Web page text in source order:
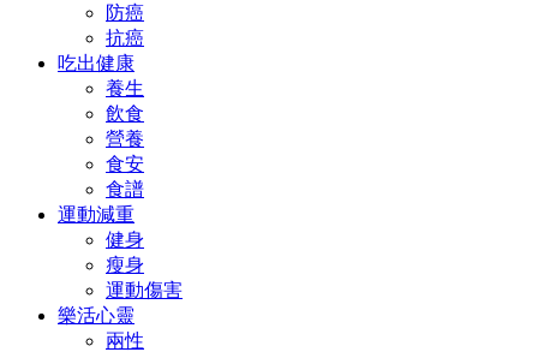
防癌
抗癌
吃出健康
養生
飲食
營養
食安
食譜
運動減重
健身
瘦身
運動傷害
樂活心靈
兩性